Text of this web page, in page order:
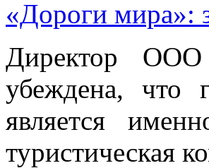
«Дороги мира»:
Директор
убеждена, что
является
туристическая